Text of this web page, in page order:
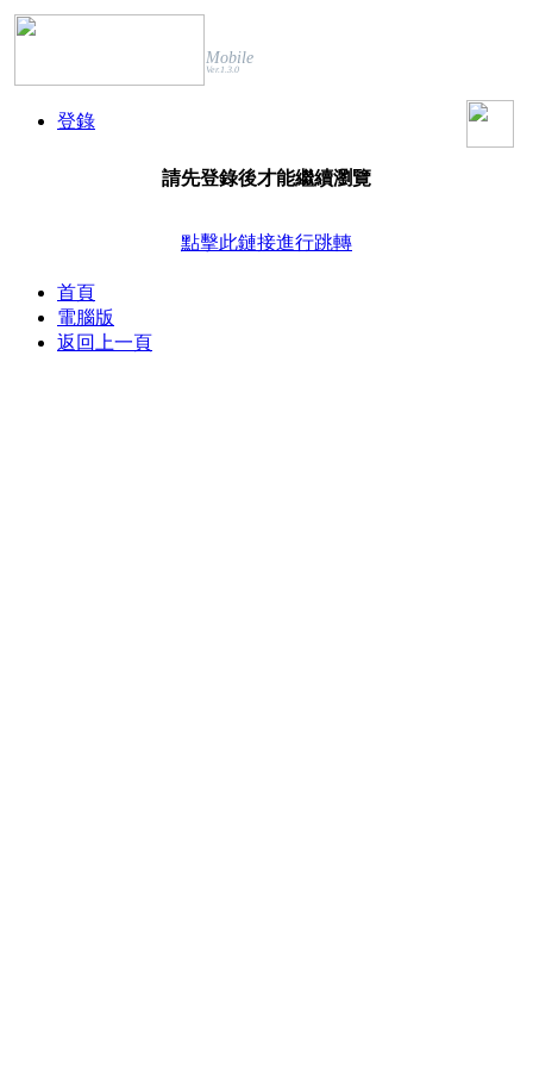
Mobile
Ver.1.3.0
登錄
請先登錄後才能繼續瀏覽
點擊此鏈接進行跳轉
首頁
電腦版
返回上一頁